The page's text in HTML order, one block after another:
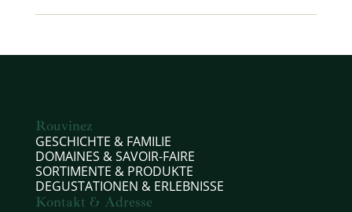
Rouvinez
GESCHICHTE & FAMILIE
DOMAINES & SAVOIR-FAIRE
SORTIMENTE & PRODUKTE
DEGUSTATIONEN & ERLEBNISSE
Kontakt & Adresse